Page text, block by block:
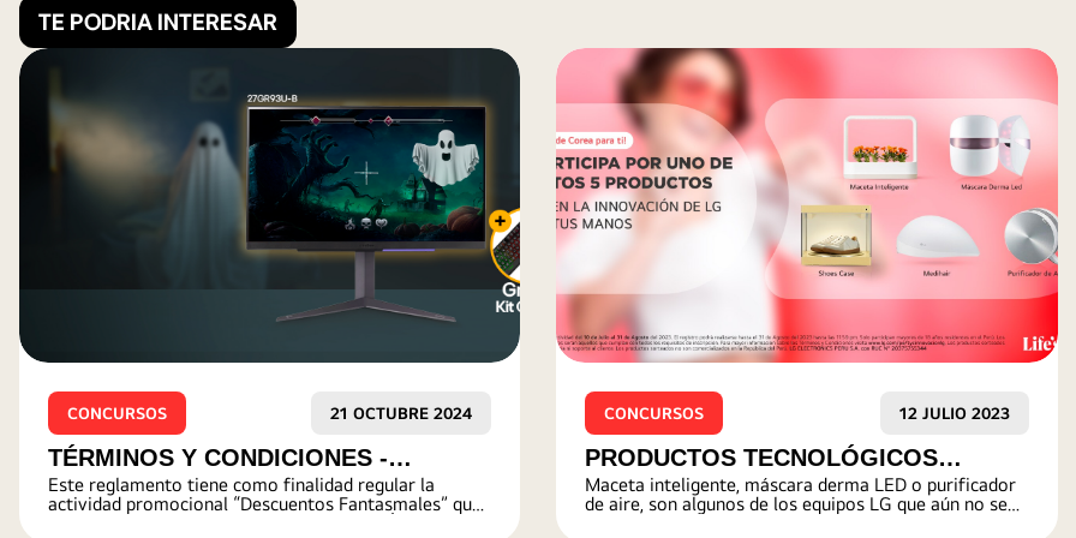
TE PODRIA INTERESAR
CONCURSOS 20 OCTUBRE 2025
TÉRMINOS Y CONDICIONES
DISFRACES DE HALLOWEEN
Este reglamento tiene como finalidad regular la
actividad promocional “Disfraces de Halloween” que
CONCURSOS 31 JULIO 2024
TÉRMINOS Y CONDICIONES SORTEO
FIESTAS PATRIAS LG 2024
“Sorteo Fiestas Patrias LG 2024” es un sorteo que se
realiza en las redes sociales de Instagram, Facebook, X